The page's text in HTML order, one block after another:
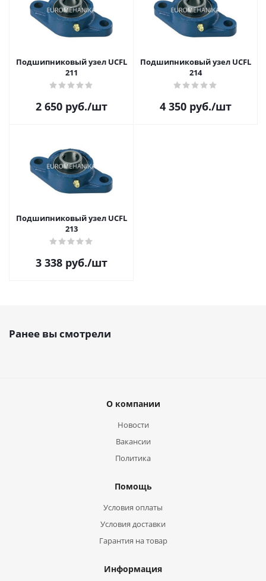
Подшипниковый узел UCFL
211
2 650руб./шт
Подшипниковый узел UCFL
214
4 350руб./шт
Подшипниковый узел UCFL
213
3 338руб./шт
Ранее вы смотрели
О компании
Новости
Вакансии
Политика
Помощь
Условия оплаты
Условия доставки
Гарантия на товар
Информация